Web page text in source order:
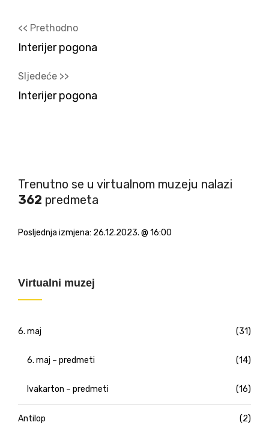
<< Prethodno
Interijer pogona
Sljedeće >>
Interijer pogona
Trenutno se u virtualnom muzeju nalazi
362 predmeta
Posljednja izmjena: 26.12.2023. @ 16:00
Virtualni muzej
6. maj (31)
6. maj – predmeti (14)
Ivakarton – predmeti (16)
Antilop (2)